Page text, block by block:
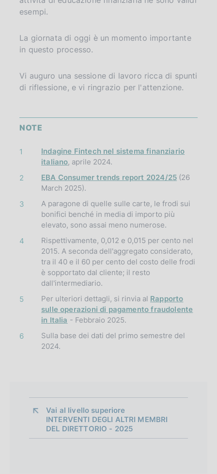
esempi.
La giornata di oggi è un momento importante
in questo processo.
Vi auguro una sessione di lavoro ricca di spunti
di riflessione, e vi ringrazio per l'attenzione.
NOTE
1
Indagine Fintech nel sistema finanziario
italiano, aprile 2024.
2
EBA Consumer trends report 2024/25 (26
March 2025).
3
A paragone di quelle sulle carte, le frodi sui
bonifici benché in media di importo più
elevato, sono assai meno numerose.
4
Rispettivamente, 0,012 e 0,015 per cento nel
2015. A seconda dell'aggregato considerato,
tra il 40 e il 60 per cento del costo delle frodi
è sopportato dal cliente; il resto
dall'intermediario.
5
Per ulteriori dettagli, si rinvia al Rapporto
sulle operazioni di pagamento fraudolente
in Italia - Febbraio 2025.
6
Sulla base dei dati del primo semestre del
2024.
Vai al livello superiore
INTERVENTI DEGLI ALTRI MEMBRI
DEL DIRETTORIO - 2025